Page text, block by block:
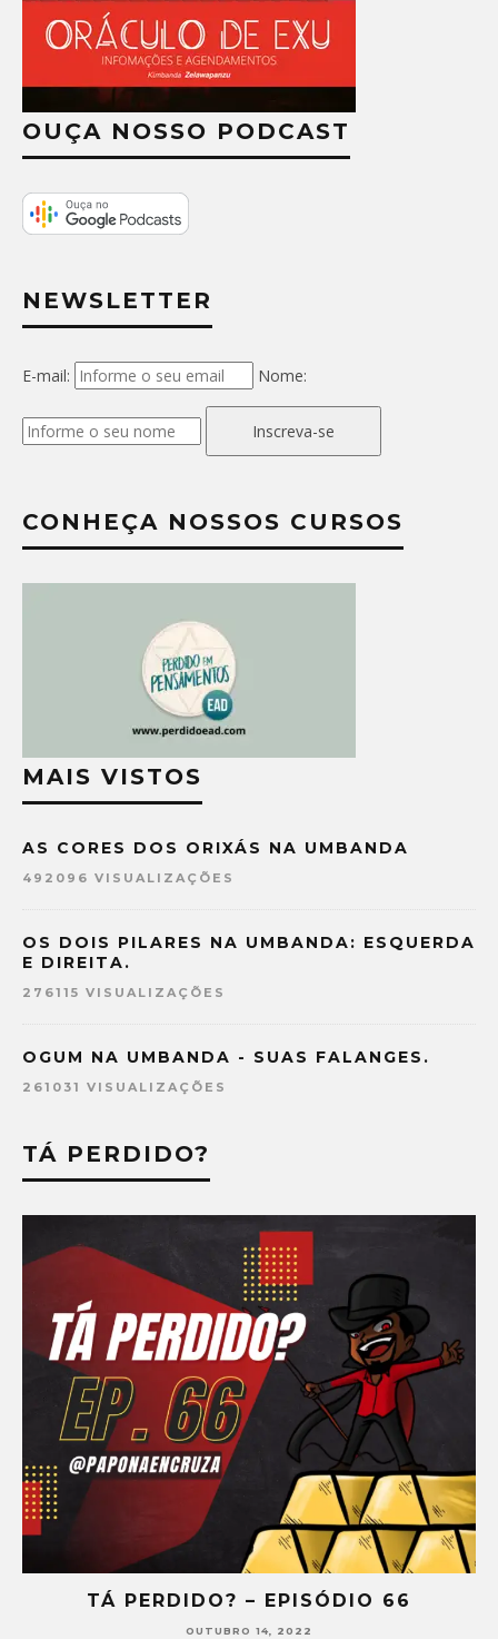
OUÇA NOSSO PODCAST
NEWSLETTER
E-mail: Nome:
Inscreva-se
CONHEÇA NOSSOS CURSOS
MAIS VISTOS
AS CORES DOS ORIXÁS NA UMBANDA
492096 VISUALIZAÇÕES
OS DOIS PILARES NA UMBANDA: ESQUERDA
E DIREITA.
276115 VISUALIZAÇÕES
OGUM NA UMBANDA - SUAS FALANGES.
261031 VISUALIZAÇÕES
TÁ PERDIDO?
TÁ PERDIDO? – EPISÓDIO
SETEMBRO 30, 2022